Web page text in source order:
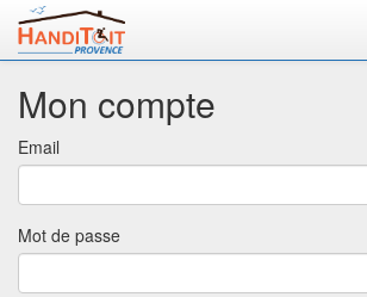
Mon compte
Email
Mot de passe